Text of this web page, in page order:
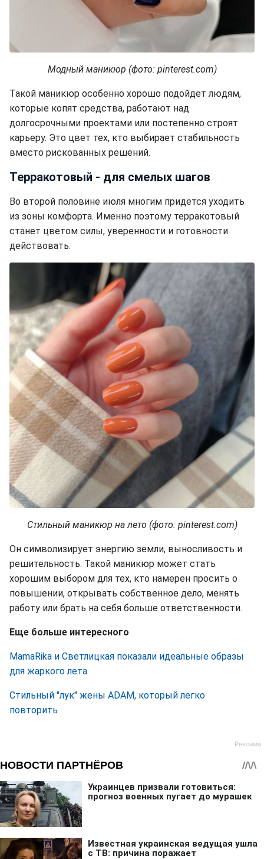
Модный маникюр (фото: pinterest.com)
Такой маникюр особенно хорошо подойдет людям,
которые копят средства, работают над
долгосрочными проектами или постепенно строят
карьеру. Это цвет тех, кто выбирает стабильность
вместо рискованных решений.
Терракотовый - для смелых шагов
Во второй половине июля многим придется уходить
из зоны комфорта. Именно поэтому терракотовый
станет цветом силы, уверенности и готовности
действовать.
Стильный маникюр на лето (фото: pinterest.com)
Он символизирует энергию земли, выносливость и
решительность. Такой маникюр может стать
хорошим выбором для тех, кто намерен просить о
повышении, открывать собственное дело, менять
работу или брать на себя больше ответственности.
Еще больше интересного
MamaRika и Светлицкая показали идеальные образы
для жаркого лета
Стильный "лук" жены ADAM, который легко
повторить